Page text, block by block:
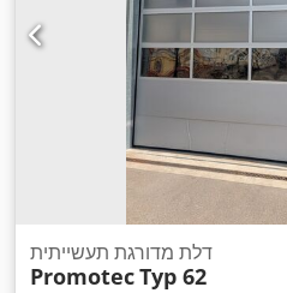
דלת מדורגת תעשייתית
PromotecTyp 62